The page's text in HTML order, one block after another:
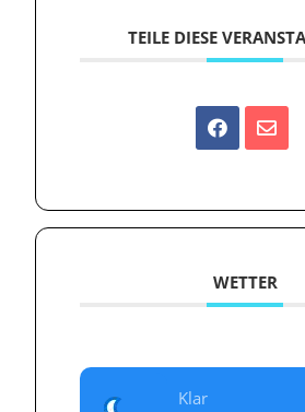
TEILE DIESE
WETTER
Klar